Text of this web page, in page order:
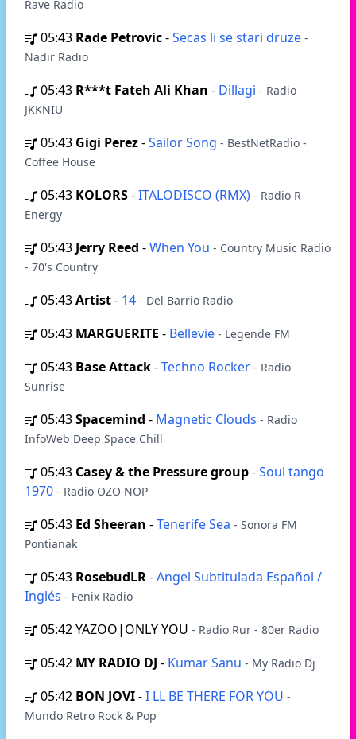
Rave Radio
05:43 Rade Petrovic-Secas li se stari druze -
Nadir Radio
05:43 R***t Fateh Ali Khan - Dillagi - Radio
JKKNIU
05:43 Gigi Perez-Sailor Song - BestNetRadio -
Coffee House
05:43 KOLORS-ITALODISCO (RMX) - Radio R
Energy
05:43 Jerry Reed -When You - Country Music Radio
- 70's Country
05:43Artist- 14 - Del Barrio Radio
05:43 MARGUERITE - Bellevie - Legende FM
05:43 Base Attack-Techno Rocker - Radio
Sunrise
05:43Spacemind - Magnetic Clouds - Radio
InfoWeb Deep Space Chill
05:43 Casey & the Pressure group-Soul tango
1970 - Radio OZO NOP
05:43 Ed Sheeran -Tenerife Sea - Sonora FM
Pontianak
05:43 RosebudLR-Angel Subtitulada Español /
Inglés - Fenix Radio
05:42YAZOO|ONLY YOU - Radio Rur - 80er Radio
05:42 MY RADIO DJ - Kumar Sanu - My Radio Dj
05:42 BON JOVI-I LL BE THERE FOR YOU -
Mundo Retro Rock & Pop